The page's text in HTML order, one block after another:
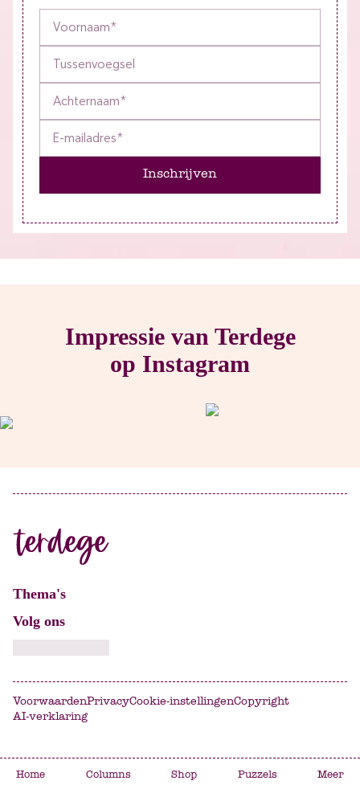
Inschrijven
Impressie van Terdege
op Instagram
Home Columns Shop Puzzels Meer
Thema's
Volg ons
VoorwaardenPrivacyCookie-instellingenCopyright
AI-verklaring